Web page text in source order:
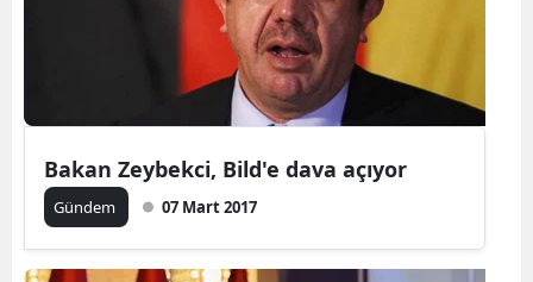
Bakan Zeybekci, Bild'e dava açıyor
Gündem 07 Mart 2017